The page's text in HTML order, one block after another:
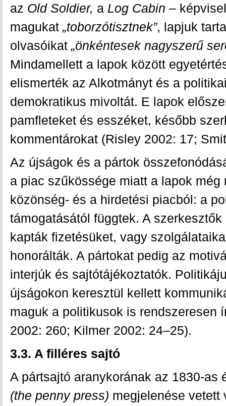
az Old Soldier, a Log Cabin –
magukat „toborzótisztnek”, lapjuk
olvasóikat „önkéntesek nagyszerű
Mindamellett a lapok között
elismerték az Alkotmányt és a
demokratikus mivoltát. E lapok
pamfleteket és esszéket, később
kommentárokat (Risley 2002: 17;
Az újságok és a pártok
a piac szűkössége miatt a lapok még
közönség- és a hirdetési piacból: a
támogatásától függtek. A
kapták fizetésüket, vagy
honorálták. A pártokat pedig az
interjúk és sajtótájékoztatók.
újságokon keresztül kellett
maguk a politikusok is rendszeresen
2002: 260; Kilmer 2002: 24–25).
3.3. A filléres sajtó
A pártsajtó aranykorának az 1830-as
(the penny press) megjelenése vetett